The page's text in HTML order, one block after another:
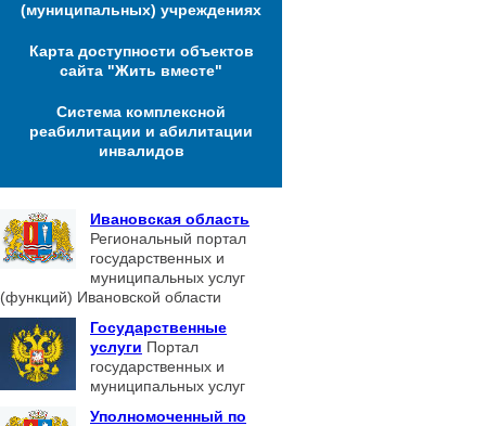
(муниципальных) учреждениях
Карта доступности объектов
сайта "Жить вместе"
Система комплексной
реабилитации и абилитации
инвалидов
Ивановская область
Региональный портал
государственных и
муниципальных услуг
(функций) Ивановской области
Государственные
услуги Портал
государственных и
муниципальных услуг
Уполномоченный по